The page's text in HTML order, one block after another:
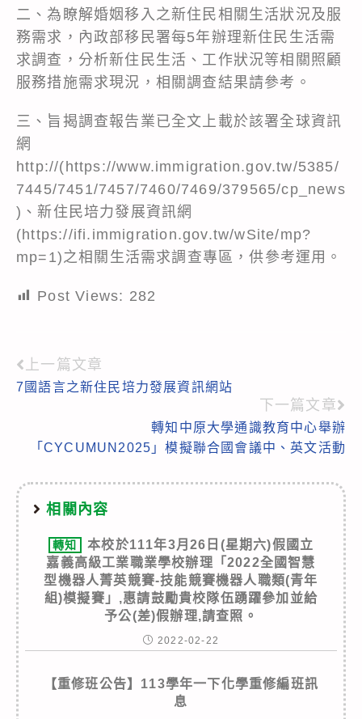
二、為瞭解婚姻移入之新住民相關生活狀況及服
務需求，內政部移民署每5年辦理新住民生活需
求調查，分析新住民生活、工作狀況等相關照顧
服務措施需求現況，相關調查結果請參考。
三、旨揭調查報告業已全文上載於該署全球資訊
網
http://(https://www.immigration.gov.tw/5385/
7445/7451/7457/7460/7469/379565/cp_news
)、新住民培力發展資訊網
(https://ifi.immigration.gov.tw/wSite/mp?
mp=1)之相關生活需求調查專區，供參考運用。
Post Views: 282
Read
more
上一篇文章
7國語言之新住民培力發展資訊網站
下一篇文章
轉知中原大學通識教育中心舉辦
「CYCUMUN2025」模擬聯合國會議中、英文活動
相關內容
轉知
本校於111年3月26日(星期六)假國立
嘉義高級工業職業學校辦理「2022全國智慧
型機器人菁英競賽-技能競賽機器人職類(青年
組)模擬賽」,惠請鼓勵貴校隊伍踴躍參加並給
予公(差)假辦理,請查照。
2022-02-22
【重修班公告】113學年一下化學重修編班訊
息